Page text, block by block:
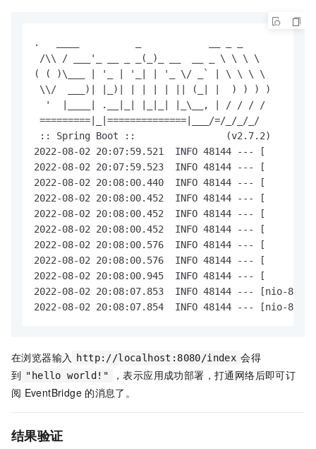
.   ____          _            __ _ _
/\\ / ___'_ __ _ _(_)_ __  __ _ \ \ \ \
( ( )\___ | '_ | '_| | '_ \/ _` | \ \ \ \
\\/  ___)| |_)| | | | | || (_| |  ) ) ) )
  '  |____| .__|_| |_|_| |_\__, | / / / /
=========|_|==============|___/=/_/_/_/
:: Spring Boot ::                (v2.7.2)
2022-08-02 20:07:59.521  INFO 48144 --- [
2022-08-02 20:07:59.523  INFO 48144 --- [
2022-08-02 20:08:00.440  INFO 48144 --- [
2022-08-02 20:08:00.452  INFO 48144 --- [
2022-08-02 20:08:00.452  INFO 48144 --- [
2022-08-02 20:08:00.452  INFO 48144 --- [
2022-08-02 20:08:00.576  INFO 48144 --- [
2022-08-02 20:08:00.576  INFO 48144 --- [
2022-08-02 20:08:00.945  INFO 48144 --- [
2022-08-02 20:08:07.853  INFO 48144 ---
2022-08-02 20:08:07.854  INFO 48144 --- [nio-
在浏览器输入 http://localhost:8080/index 会得
到 "hello world!"
，表示应用成功部署，打通网络后即可订
阅 EventBridge 的消息了。
结果验证